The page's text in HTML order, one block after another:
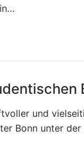
und
Bonn unter